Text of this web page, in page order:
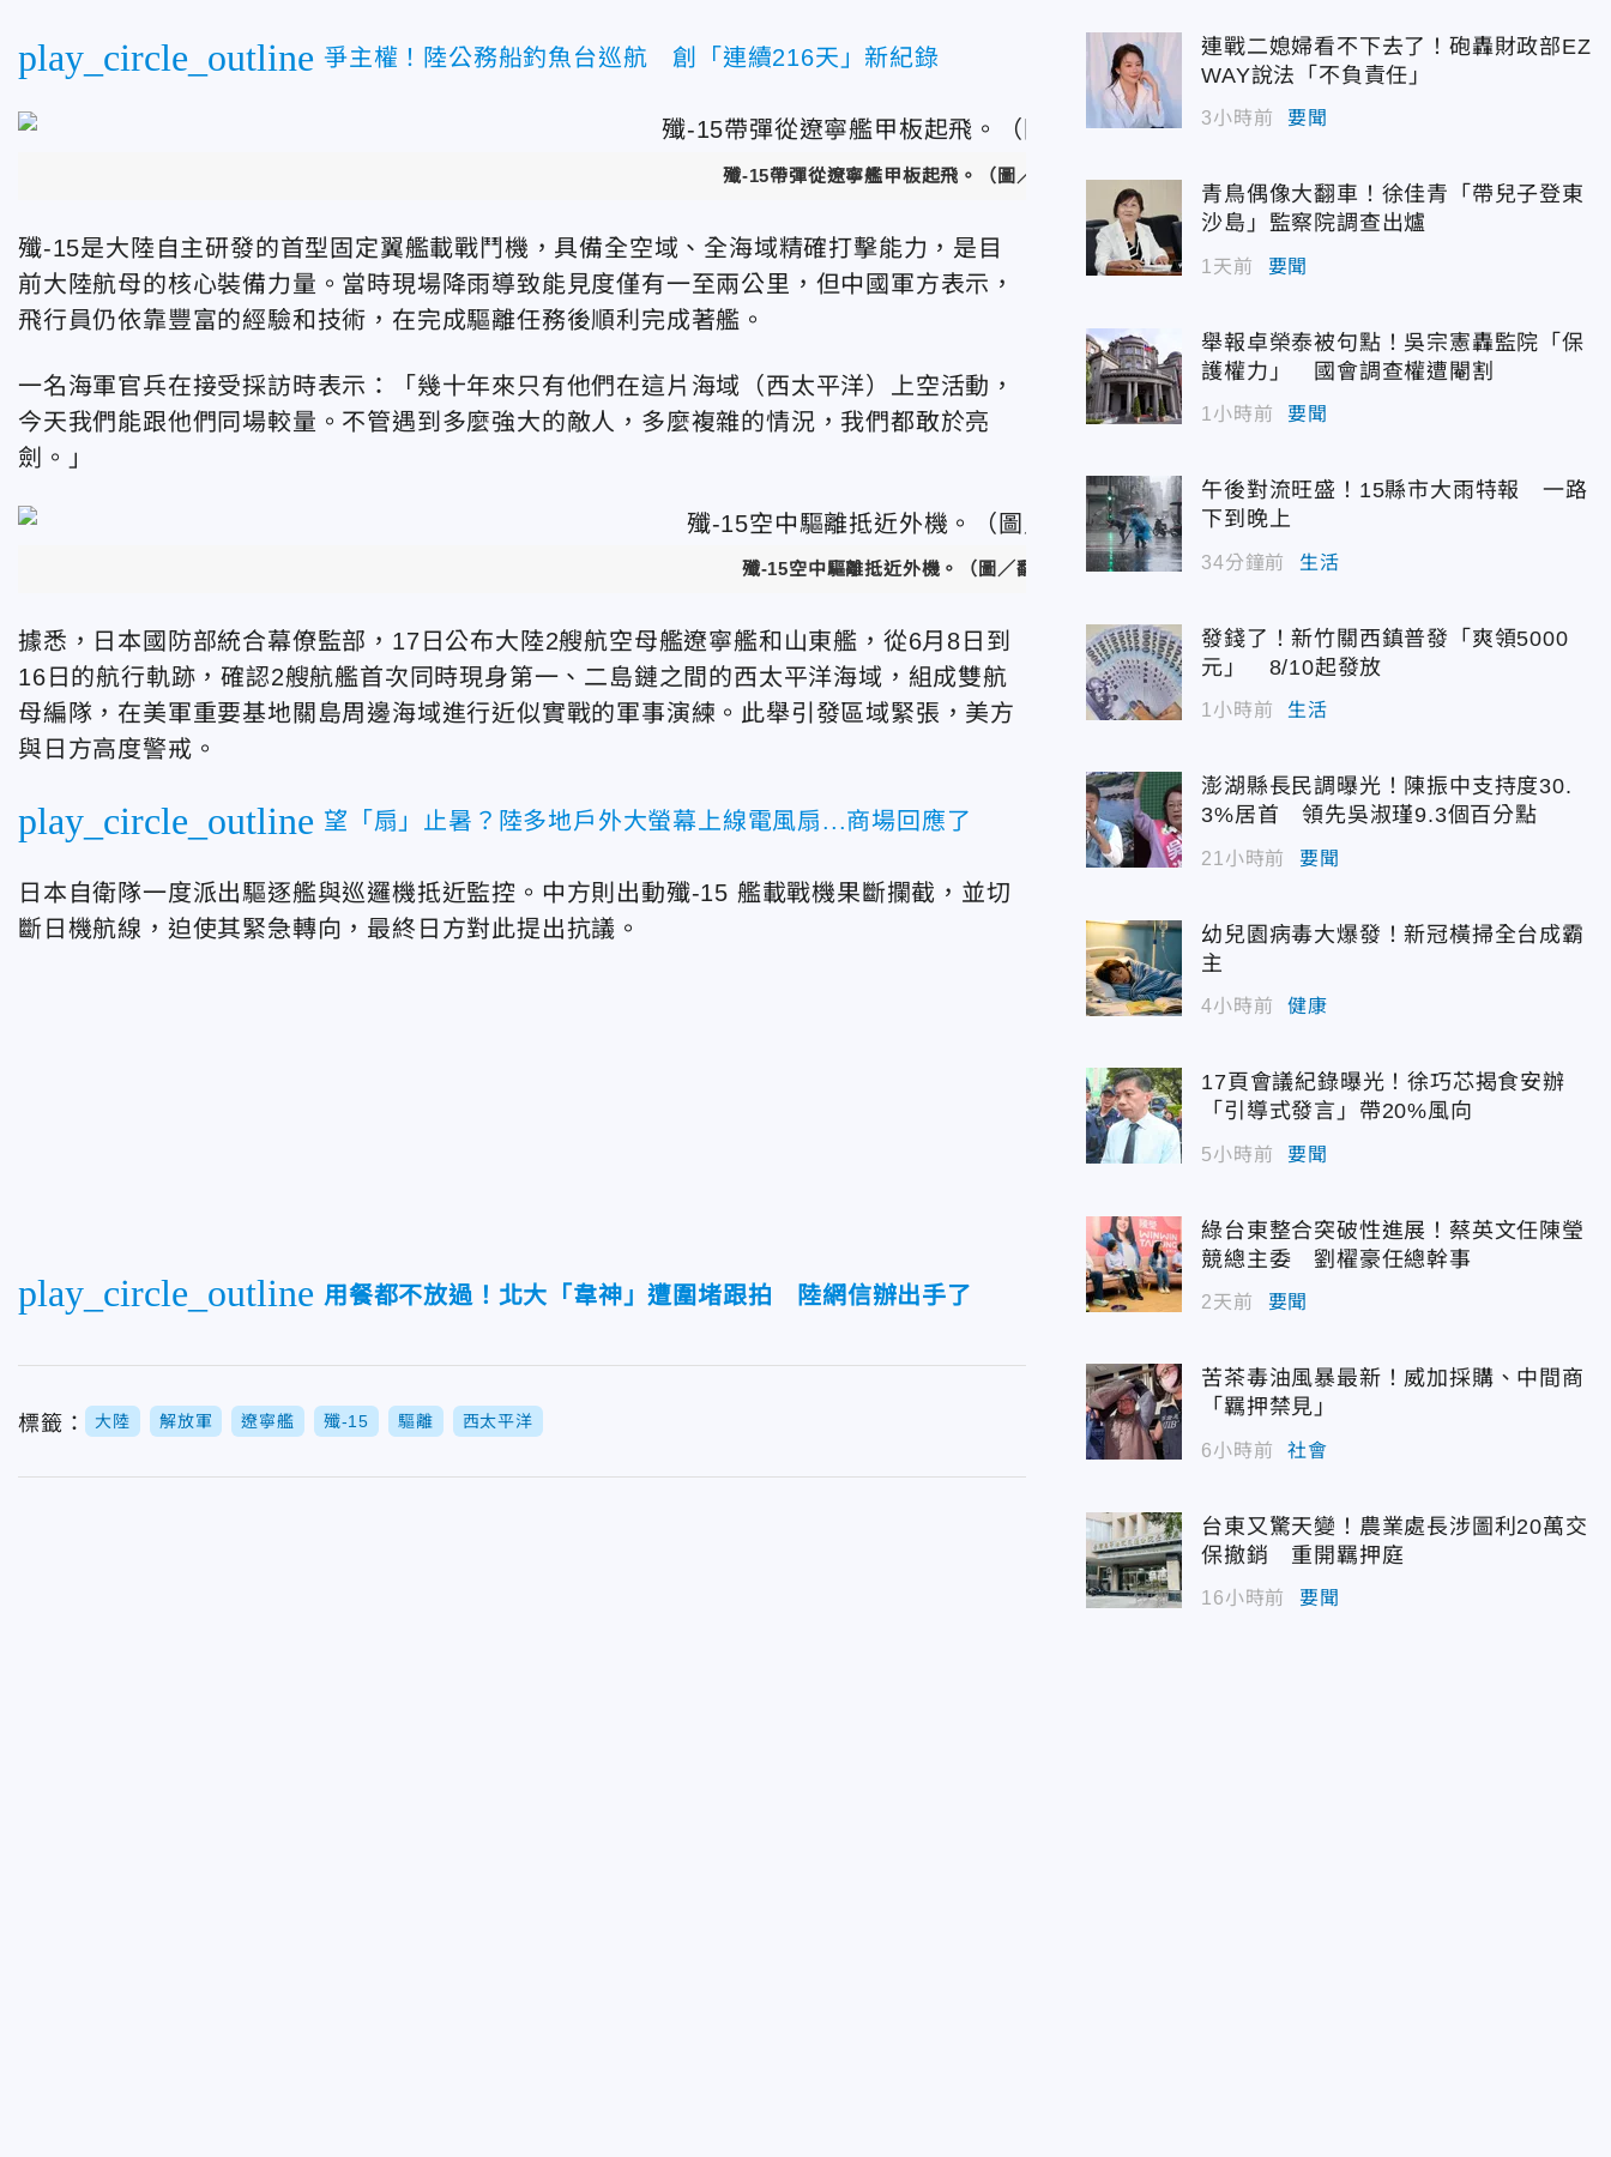
play_circle_outline 爭主權！陸公務船釣魚台巡航 創「連續216天」新紀錄
殲-15帶彈從遼寧艦甲板起飛。（圖／翻攝央視新聞）
殲-15是大陸自主研發的首型固定翼艦載戰鬥機，具備全空域、全海域精確打擊能力，是目
前大陸航母的核心裝備力量。當時現場降雨導致能見度僅有一至兩公里，但中國軍方表示，
飛行員仍依靠豐富的經驗和技術，在完成驅離任務後順利完成著艦。
一名海軍官兵在接受採訪時表示：「幾十年來只有他們在這片海域（西太平洋）上空活動，
今天我們能跟他們同場較量。不管遇到多麼強大的敵人，多麼複雜的情況，我們都敢於亮
劍。」
殲-15空中驅離抵近外機。（圖／翻攝央視新聞）
據悉，日本國防部統合幕僚監部，17日公布大陸2艘航空母艦遼寧艦和山東艦，從6月8日到
16日的航行軌跡，確認2艘航艦首次同時現身第一、二島鏈之間的西太平洋海域， 組成雙航
母編隊，在美軍重要基地關島周邊海域進行近似實戰的軍事演練。此舉引發區域緊張，美方
與日方高度警戒。
play_circle_outline 望「扇」止暑？陸多地戶外大螢幕上線電風扇...商場回應了
日本自衛隊一度派出驅逐艦與巡邏機抵近監控。中方則出動殲-15 艦載戰機果斷攔截，並切
斷日機航線，迫使其緊急轉向，最終日方對此提出抗議。
play_circle_outline 用餐都不放過！北大「韋神」遭圍堵跟拍 陸網信辦出手了
標籤： 大陸 解放軍 遼寧艦 殲-15 驅離 西太平洋
連戰二媳婦看不下去了！砲轟財政部EZ
WAY說法「不負責任」
3小時前 要聞
青鳥偶像大翻車！徐佳青「帶兒子登東
沙島」監察院調查出爐
1天前 要聞
舉報卓榮泰被句點！吳宗憲轟監院「保
護權力」 國會調查權遭閹割
1小時前 要聞
午後對流旺盛！15縣市大雨特報 一路
下到晚上
34分鐘前 生活
發錢了！新竹關西鎮普發「爽領5000
元」 8/10起發放
1小時前 生活
澎湖縣長民調曝光！陳振中支持度30.
3%居首 領先吳淑瑾9.3個百分點
21小時前 要聞
幼兒園病毒大爆發！新冠橫掃全台成霸
主
4小時前 健康
17頁會議紀錄曝光！徐巧芯揭食安辦
「引導式發言」帶20%風向
5小時前 要聞
綠台東整合突破性進展！蔡英文任陳瑩
競總主委 劉櫂豪任總幹事
2天前 要聞
苦茶毒油風暴最新！威加採購、中間商
「羈押禁見」
6小時前 社會
台東又驚天變！農業處長涉圖利20萬交
保撤銷 重開羈押庭
16小時前 要聞